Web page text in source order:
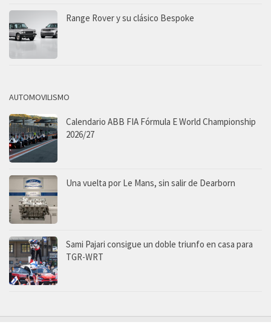
Range Rover y su clásico Bespoke
AUTOMOVILISMO
Calendario ABB FIA Fórmula E World Championship
2026/27
Una vuelta por Le Mans, sin salir de Dearborn
Sami Pajari consigue un doble triunfo en casa para
TGR-WRT